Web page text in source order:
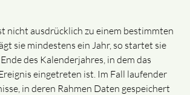
nicht ausdrücklich zu einem bestimmten
sie mindestens ein Jahr, so startet sie
des Kalenderjahres, in dem das
eingetreten ist. Im Fall laufender
in deren Rahmen Daten gespeichert